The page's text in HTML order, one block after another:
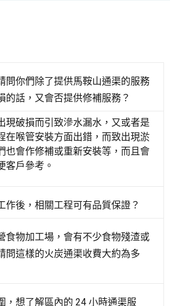
問你們除了提供馬鞍山通渠的服務
的話，又會否提供修補服務？
現破損而引致滲水漏水，又或者是
在喉管安裝方面出錯，而致出現淤
也會作修補或重新安裝等，而且會
客戶參考。
作後，相關工程可有品質保證？
食物加工場，會有不少食物殘渣或
問這樣的火炭通渠收費大約為多
，想了解區內的 24 小時通渠服